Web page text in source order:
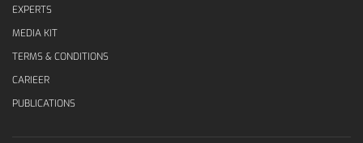
EXPERTS
MEDIA KIT
TERMS & CONDITIONS
CARIEER
PUBLICATIONS